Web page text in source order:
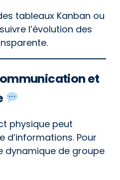
tableaux Kanban ou
l’évolution des
et
physique peut
d’informations. Pour
dynamique de groupe